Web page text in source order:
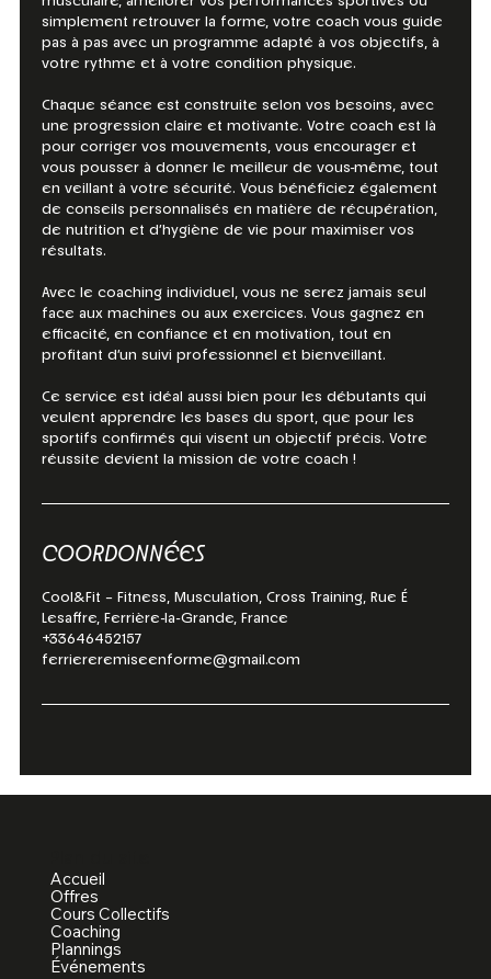
simplement retrouver la forme, votre coach vous guide
pas à pas avec un programme adapté à vos objectifs, à
votre rythme et à votre condition physique.
Chaque séance est construite selon vos besoins, avec
une progression claire et motivante. Votre coach est là
pour corriger vos mouvements, vous encourager et
vous pousser à donner le meilleur de vous-même, tout
en veillant à votre sécurité. Vous bénéficiez également
de conseils personnalisés en matière de récupération,
de nutrition et d’hygiène de vie pour maximiser vos
résultats.
Avec le coaching individuel, vous ne serez jamais seul
face aux machines ou aux exercices. Vous gagnez en
efficacité, en confiance et en motivation, tout en
profitant d’un suivi professionnel et bienveillant.
Ce service est idéal aussi bien pour les débutants qui
veulent apprendre les bases du sport, que pour les
sportifs confirmés qui visent un objectif précis. Votre
réussite devient la mission de votre coach !
COORDONNÉES
Cool&Fit – Fitness, Musculation, Cross Training, Rue É
Lesaffre, Ferrière-la-Grande, France
+33646452157
ferriereremiseenforme@gmail.com
Accueil
Offres
Cours Collectifs
Coaching
Plannings
Événements